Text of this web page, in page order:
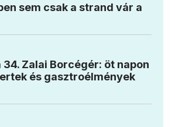
sem csak a strand vár a
34. Zalai Borcégér: öt napon
és gasztroélmények